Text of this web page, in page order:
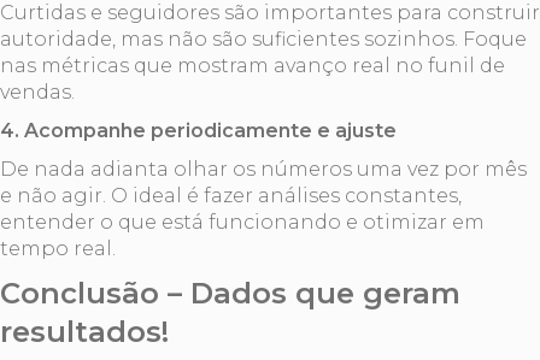
Curtidas e seguidores são importantes para construir
autoridade, mas não são suficientes sozinhos. Foque
nas métricas que mostram avanço real no funil de
vendas.
4. Acompanhe periodicamente e ajuste
De nada adianta olhar os números uma vez por mês
e não agir. O ideal é fazer análises constantes,
entender o que está funcionando e otimizar em
tempo real.
Conclusão – Dados que geram
resultados!